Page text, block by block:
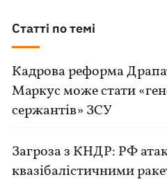
Статті по темі
Кадрова реформа
Маркус може стати
сержантів» ЗСУ
Загроза з КНДР: РФ
квазібалістичними